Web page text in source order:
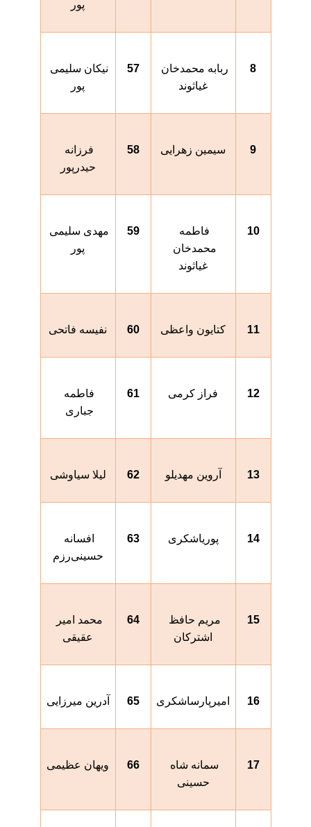
پور
8
ربابه محمدخان
غیاثوند
57
نیکان سلیمی
پور
9 سیمین زهرایی 58
فرزانه
حیدرپور
10
فاطمه
محمدخان
غیاثوند
59
مهدی سلیمی
پور
11 کتایون واعظی 60 نفیسه فاتحی
12 فراز کرمی 61
فاطمه
جباری
13 آروین مهدیلو 62 لیلا سیاوشی
14 پوریاشکری 63
افسانه
حسینی‌رزم
15
مریم حافظ
اشترکان
64
محمد امیر
عقیقی
16 امیرپارساشکری 65 آدرین میرزایی
17
سمانه شاه
حسینی
66 ویهان عظیمی